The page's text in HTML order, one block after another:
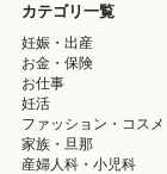
カテゴリ一覧
妊娠・出産
お金・保険
お仕事
妊活
ファッション・コスメ
家族・旦那
産婦人科・小児科